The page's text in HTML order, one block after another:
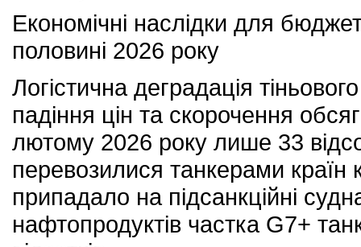
Економічні наслідки для
половині 2026 року
Логістична деградація
падіння цін та скорочення
лютому 2026 року лише 33
перевозилися танкерами країн
припадало на підсанкційні
нафтопродуктів частка G7+